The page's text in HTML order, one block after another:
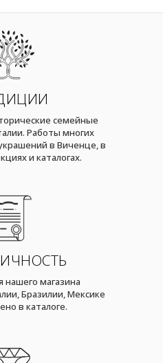
семейные
Работы многих
в Виченце, в
и каталогах.
нашего магазина
Бразилии, Мексике
в каталоге.